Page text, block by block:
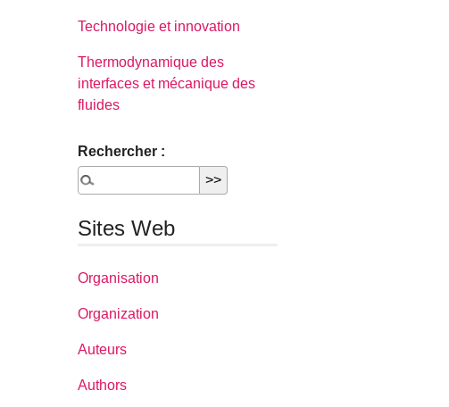
Technologie et innovation
Thermodynamique des
interfaces et mécanique des
fluides
Rechercher :
Sites Web
Organisation
Organization
Auteurs
Authors